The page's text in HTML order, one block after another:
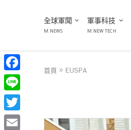
全球軍聞
M.NEWS
軍事科技
M.NEW TECH
首頁 » EUSPA
Facebook
Line
Twitter